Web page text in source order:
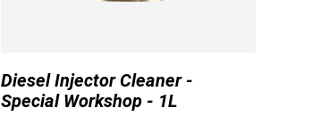
Diesel Injector Cleaner -
Special Workshop - 1L